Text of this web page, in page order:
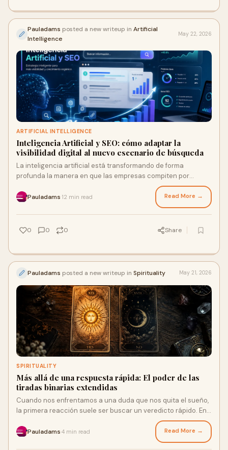
Pauladams posted a new writeup in Artificial
Intelligence
May 22, 2026
ARTIFICIAL INTELLIGENCE
Inteligencia Artificial y SEO: cómo adaptar la
visibilidad digital al nuevo escenario de búsqueda
La inteligencia artificial está transformando de forma
profunda la manera en que las empresas compiten por
visibilidad en internet. Durante años, el SEO se h...
Pauladams 12 min read Read More →
0 0 0 Share
Pauladams posted a new writeup in Spirituality May 21, 2026
SPIRITUALITY
Más allá de una respuesta rápida: El poder de las
tiradas binarias extendidas
Cuando nos enfrentamos a una duda que nos quita el sueño,
la primera reacción suele ser buscar un veredicto rápido. En
Pauladams 4 min read Read More →